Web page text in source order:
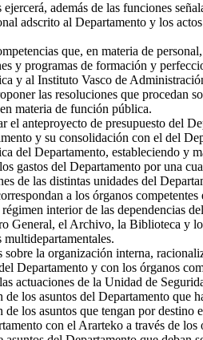
además de las funciones
adscrito al Departamento y los
que, en materia de
y programas de formación y
y al Instituto Vasco de
las resoluciones que procedan
materia de función pública.
el anteproyecto de presupuesto del
y su consolidación con el del
del Departamento, estableciendo y
gastos del Departamento por una
de las distintas unidades del
a los órganos
interior de las dependencias
General, el Archivo, la Biblioteca y
sobre la organización interna,
Departamento y con los órganos
actuaciones de la Unidad de
de los asuntos del Departamento que
de los asuntos que tengan por
con el Ararteko a través de los